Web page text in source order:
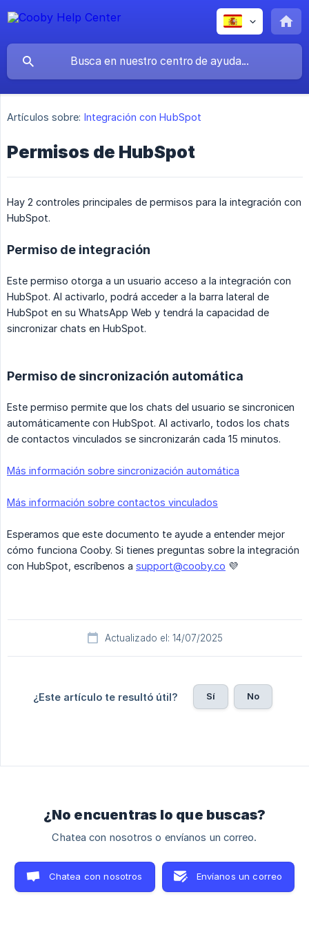
Artículos sobre: Integración con HubSpot
Permisos de HubSpot
Hay 2 controles principales de permisos para la integración con
HubSpot.
Permiso de integración
Este permiso otorga a un usuario acceso a la integración con
HubSpot. Al activarlo, podrá acceder a la barra lateral de
HubSpot en su WhatsApp Web y tendrá la capacidad de
sincronizar chats en HubSpot.
Permiso de sincronización automática
Este permiso permite que los chats del usuario se sincronicen
automáticamente con HubSpot. Al activarlo, todos los chats
de contactos vinculados se sincronizarán cada 15 minutos.
Más información sobre sincronización automática
Más información sobre contactos vinculados
Esperamos que este documento te ayude a entender mejor
cómo funciona Cooby. Si tienes preguntas sobre la integración
con HubSpot, escríbenos a support@cooby.co 💜
Actualizado el: 14/07/2025
¿Este artículo te resultó útil? Sí No
¿No encuentras lo que buscas?
Chatea con nosotros o envíanos un correo.
Chatea con nosotros Envíanos un correo